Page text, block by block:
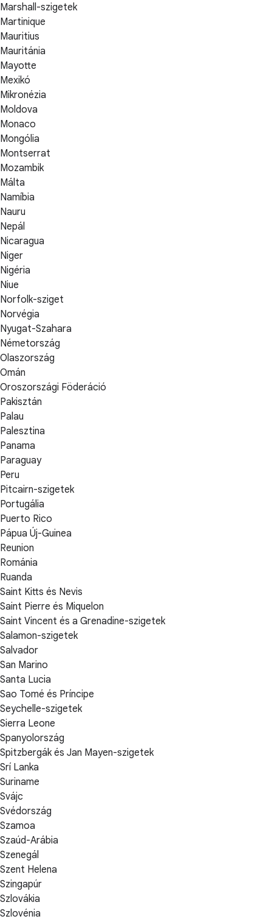
Marshall-szigetek
Martinique
Mauritius
Mauritánia
Mayotte
Mexikó
Mikronézia
Moldova
Monaco
Mongólia
Montserrat
Mozambik
Málta
Namíbia
Nauru
Nepál
Nicaragua
Niger
Nigéria
Niue
Norfolk-sziget
Norvégia
Nyugat-Szahara
Németország
Olaszország
Omán
Oroszországi Föderáció
Pakisztán
Palau
Palesztina
Panama
Paraguay
Peru
Pitcairn-szigetek
Portugália
Puerto Rico
Pápua Új-Guinea
Reunion
Románia
Ruanda
Saint Kitts és Nevis
Saint Pierre és Miquelon
Saint Vincent és a Grenadine-szigetek
Salamon-szigetek
Salvador
San Marino
Santa Lucia
Sao Tomé és Príncipe
Seychelle-szigetek
Sierra Leone
Spanyolország
Spitzbergák és Jan Mayen-szigetek
Srí Lanka
Suriname
Svájc
Svédország
Szamoa
Szaúd-Arábia
Szenegál
Szent Helena
Szingapúr
Szlovákia
Szlovénia